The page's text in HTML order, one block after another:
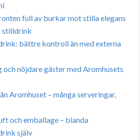
full av burkar mot stilla elegans
stilldrink
bättre kontroll än med externa
och nöjdare gäster med Aromhusets
Aromhuset – många serveringar,
och emballage – blanda
själv